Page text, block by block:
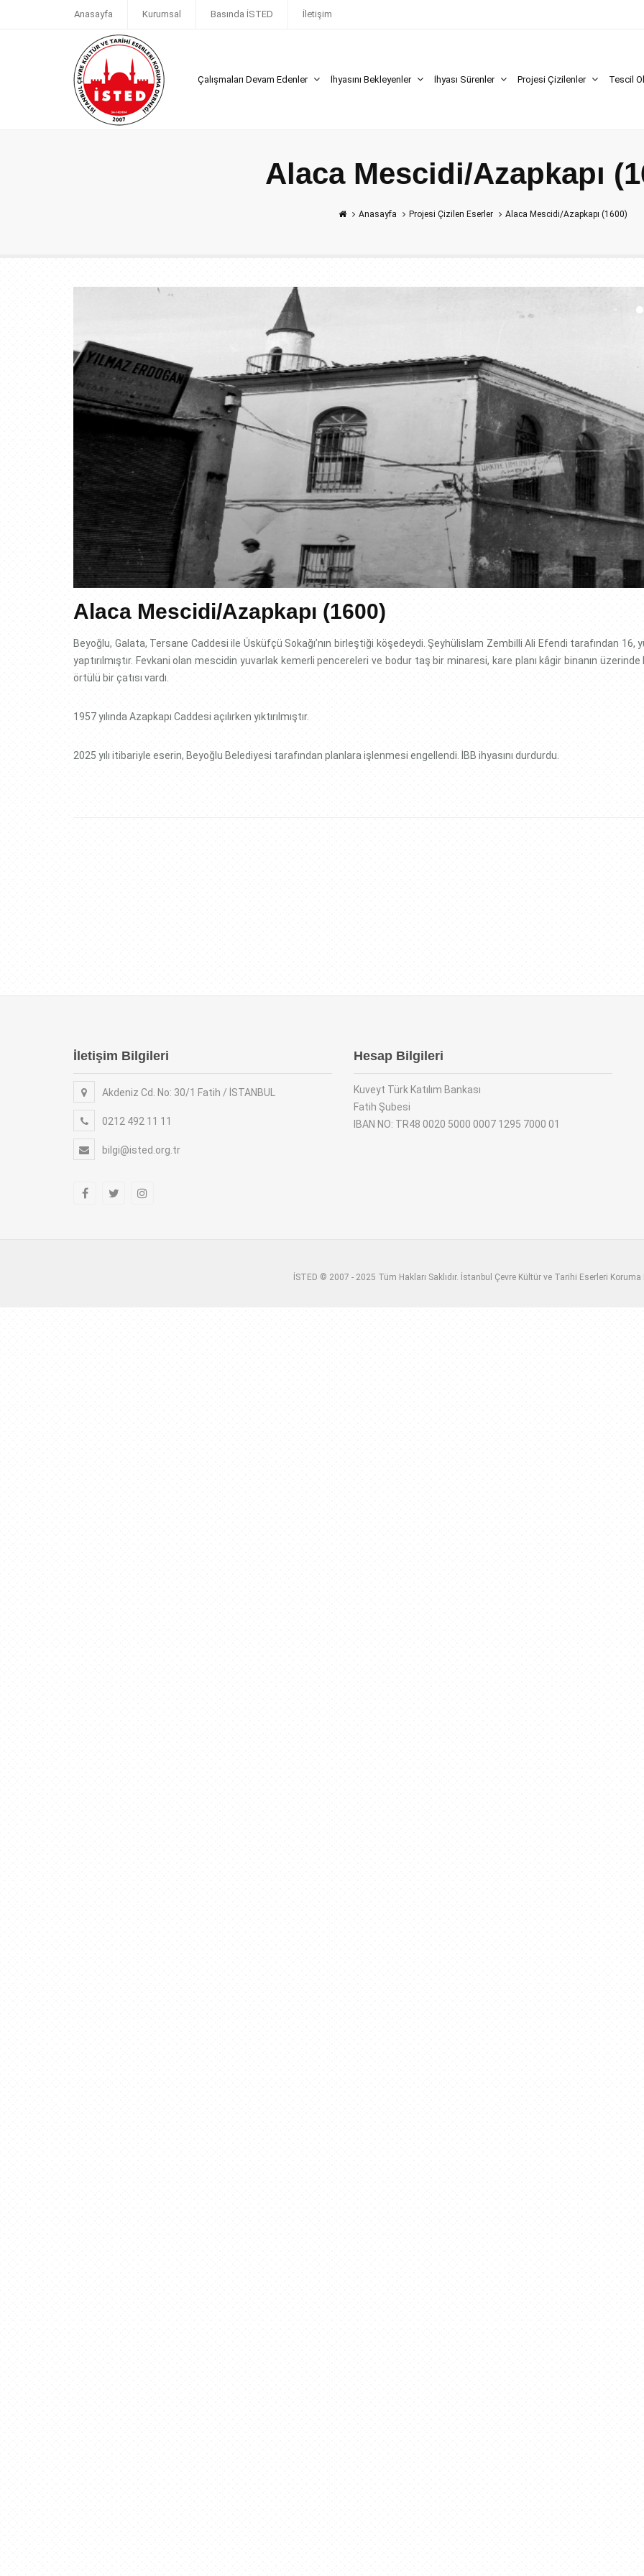
Anasayfa Kurumsal Basında İSTED İletişim
Çalışmaları Devam Edenler İhyasını Bekleyenler İhyası Sürenler Projesi Çizilenler Tescil
Alaca Mescidi/Azapkapı
Anasayfa Projesi Çizilen Eserler Alaca Mescidi/Azapkapı (1600)
Alaca Mescidi/Azapkapı (1600)
Beyoğlu, Galata, Tersane Caddesi ile Üsküfçü Sokağı’nın birleştiği köşedeydi. Şeyhülislam Zembilli Ali Efendi tarafından 16,
yaptırılmıştır. Fevkani olan mescidin yuvarlak kemerli pencereleri ve bodur taş bir minaresi, kare planı kâgir binanın
örtülü bir çatısı vardı.
1957 yılında Azapkapı Caddesi açılırken yıktırılmıştır.
2025 yılı itibariyle eserin, Beyoğlu Belediyesi tarafından planlara işlenmesi engellendi. İBB ihyasını durdurdu.
İletişim Bilgileri
Akdeniz Cd. No: 30/1 Fatih / İSTANBUL
0212 492 11 11
bilgi@isted.org.tr
Hesap Bilgileri
Kuveyt Türk Katılım Bankası
Fatih Şubesi
IBAN NO: TR48 0020 5000 0007 1295 7000 01
İSTED © 2007 - 2025 Tüm Hakları Saklıdır. İstanbul Çevre Kültür ve Tarihi Eserleri Koruma